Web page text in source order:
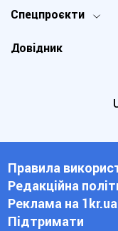
Спецпроєкти
Довідник
Правила
Редакційна
Реклама на 1kr.ua
Підтримати